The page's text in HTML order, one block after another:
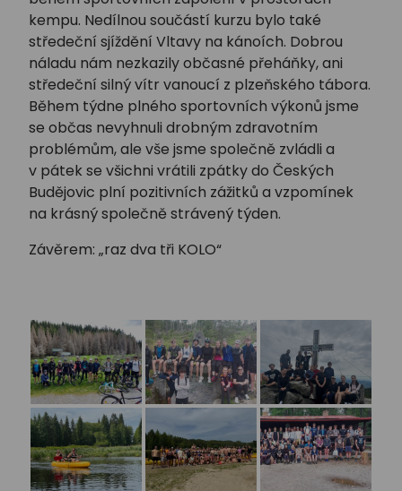
kempu. Nedílnou součástí kurzu bylo také
středeční sjíždění Vltavy na kánoích. Dobrou
náladu nám nezkazily občasné přeháňky, ani
středeční silný vítr vanoucí z plzeňského tábora.
Během týdne plného sportovních výkonů jsme
se občas nevyhnuli drobným zdravotním
problémům, ale vše jsme společně zvládli a
v pátek se všichni vrátili zpátky do Českých
Budějovic plní pozitivních zážitků a vzpomínek
na krásný společně strávený týden.
Závěrem: „raz dva tři KOLO“